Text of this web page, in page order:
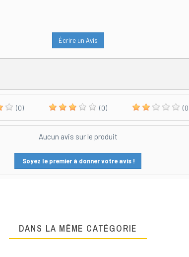
Écrire un Avis
(0) (0)
Aucun avis sur le produit
Soyez le premier à donner votre avis !
DANS LA MÊME CATÉGORIE